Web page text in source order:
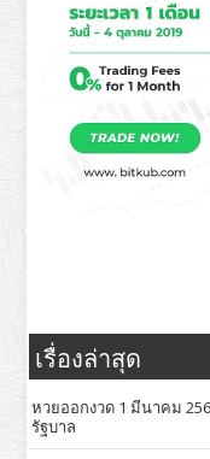
เรื่องล่าสุด
หวยออกงวด 1 มีนาคม
รัฐบาล